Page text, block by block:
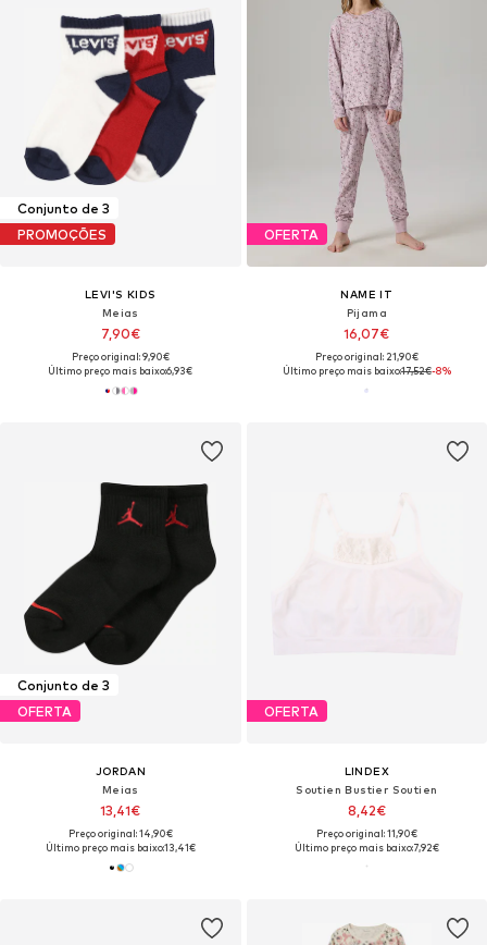
Conjunto de 3
PROMOÇÕES
LEVI'S KIDS
Meias
7,90€
Preço original: 9,90€
Último preço mais baixo:6,93€
OFERTA
NAME IT
Pijama
16,07€
Preço original: 21,90€
Último preço mais baixo:17,52€-8%
Conjunto de 3
OFERTA
JORDAN
Meias
13,41€
Preço original: 14,90€
Último preço mais baixo:13,41€
OFERTA
LINDEX
Soutien Bustier Soutien
8,42€
Preço original: 11,90€
Último preço mais baixo:7,92€